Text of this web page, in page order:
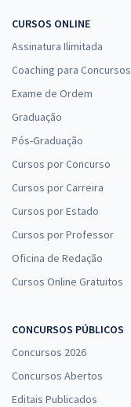
CURSOS ONLINE
Assinatura Ilimitada
Coaching para Concursos
Exame de Ordem
Graduação
Pós-Graduação
Cursos por Concurso
Cursos por Carreira
Cursos por Estado
Cursos por Professor
Oficina de Redação
Cursos Online Gratuitos
CONCURSOS PÚBLICOS
Concursos 2026
Concursos Abertos
Editais Publicados